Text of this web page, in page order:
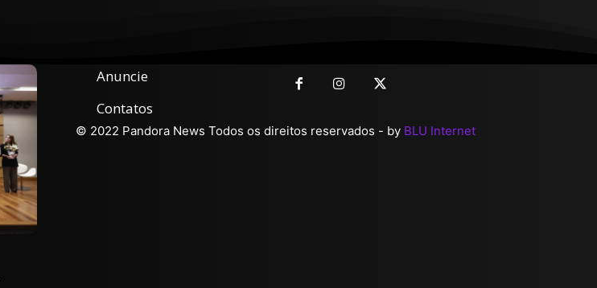
Anuncie
Contatos
© 2022 Pandora News Todos os direitos reservados - by BLU Internet